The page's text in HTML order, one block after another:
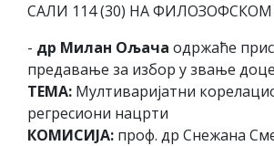
САЛИ 114 (30) НА
- др Милан Ољача одржаће
предавање за избор у звање
ТЕМА: Мултиваријатни
регресиони нацрти
КОМИСИЈА: проф. др Снежана